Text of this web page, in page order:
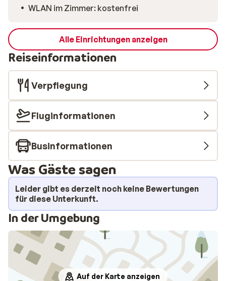
der Piste optimal nutzen kannst. La Plagne ist bekannt
für sein großes Skigebiet mit Pisten für jedes Niveau.
Vom Chalet Violette bist du in wenigen Sekunden
mitten in diesem Winterparadies. Stell dir vor, du
startest den Tag mit frischem Schnee unter den Skiern
und lässt ihn entspannt mit einem herrlichen Blick auf
die Berge vom Balkon ausklingen.
WLAN im Zimmer: kostenfrei
Alle Einrichtungen anzeigen
Reiseinformationen
Verpflegung
Fluginformationen
Businformationen
Was Gäste sagen
Leider gibt es derzeit noch keine Bewertungen
für diese Unterkunft.
In der Umgebung
Auf der Karte anzeigen